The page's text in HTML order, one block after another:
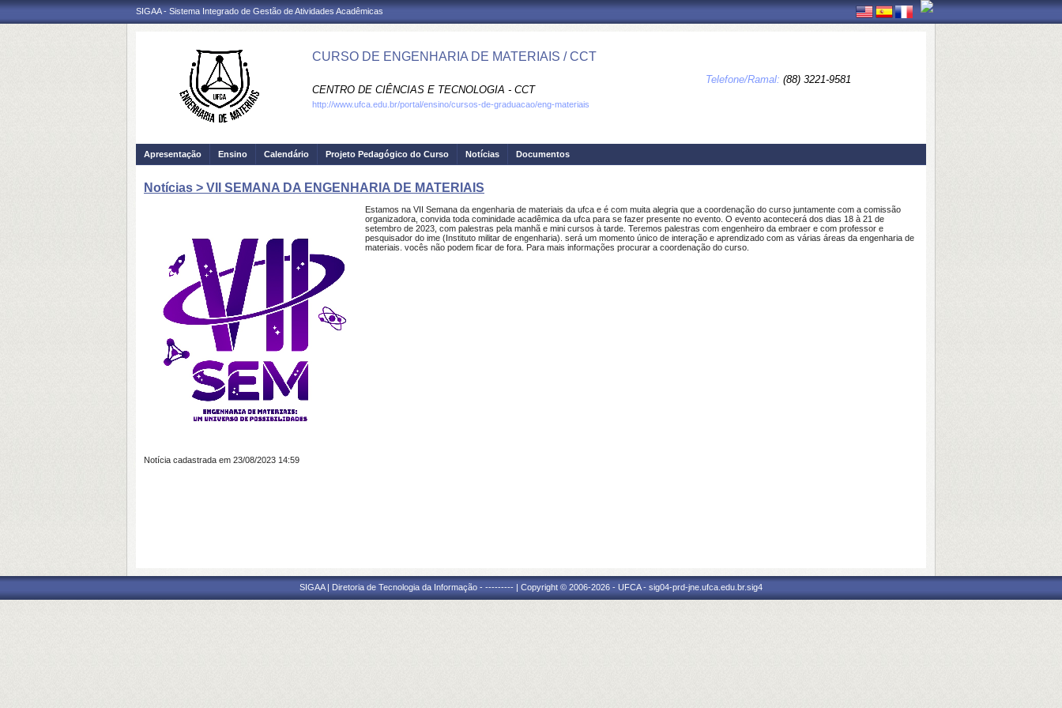
SIGAA - Sistema Integrado de Gestão de Atividades Acadêmicas
CURSO DE ENGENHARIA DE MATERIAIS / CCT
CENTRO DE CIÊNCIAS E TECNOLOGIA - CCT
Telefone/Ramal: (88) 3221-9581
http://www.ufca.edu.br/portal/ensino/cursos-de-graduacao/eng-materiais
Apresentação Ensino Calendário Projeto Pedagógico do Curso Notícias Documentos
Notícias > VII SEMANA DA ENGENHARIA DE MATERIAIS
Estamos na VII Semana da engenharia de materiais da ufca e é com muita alegria que a coordenação do curso juntamente com a comissão
organizadora, convida toda cominidade acadêmica da ufca para se fazer presente no evento. O evento acontecerá dos dias 18 à 21 de
setembro de 2023, com palestras pela manhã e mini cursos à tarde. Teremos palestras com engenheiro da embraer e com professor e
pesquisador do ime (Instituto militar de engenharia). será um momento único de interação e aprendizado com as várias áreas da engenharia de
materiais. vocês não podem ficar de fora. Para mais informações procurar a coordenação do curso.
Notícia cadastrada em 23/08/2023 14:59
SIGAA | Diretoria de Tecnologia da Informação - --------- | Copyright © 2006-2026 - UFCA - sig04-prd-jne.ufca.edu.br.sig4